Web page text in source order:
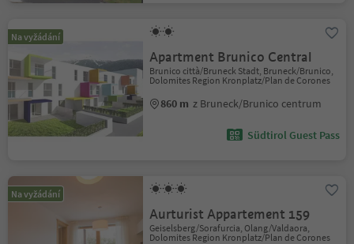
Na vyžádání
Apartment Brunico Central
Brunico città/Bruneck Stadt, Bruneck/Brunico,
Dolomites Region Kronplatz/Plan de Corones
860 m z Bruneck/Brunico centrum
Südtirol Guest Pass
Na vyžádání
Aurturist Appartement 159
Geiselsberg/Sorafurcia, Olang/Valdaora,
Dolomites Region Kronplatz/Plan de Corones